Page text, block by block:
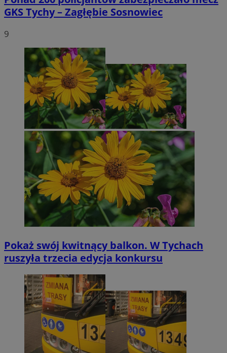
GKS Tychy – Zagłębie Sosnowiec
9
Pokaż swój kwitnący balkon. W Tychach
ruszyła trzecia edycja konkursu